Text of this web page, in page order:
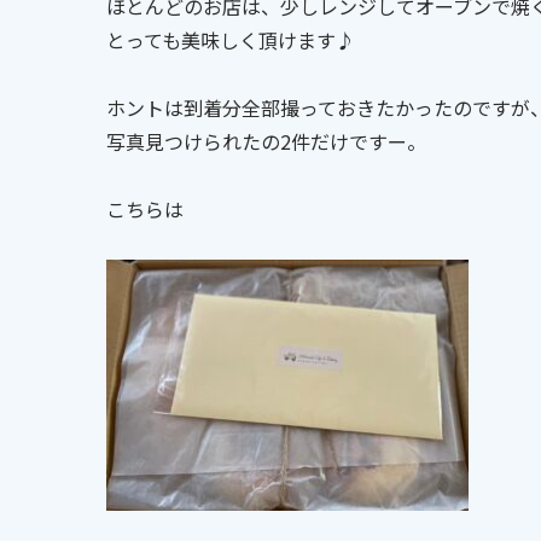
ほとんどのお店は、少しレンジしてオーブンで焼
とっても美味しく頂けます♪
ホントは到着分全部撮っておきたかったのですが、
写真見つけられたの2件だけですー。
こちらは